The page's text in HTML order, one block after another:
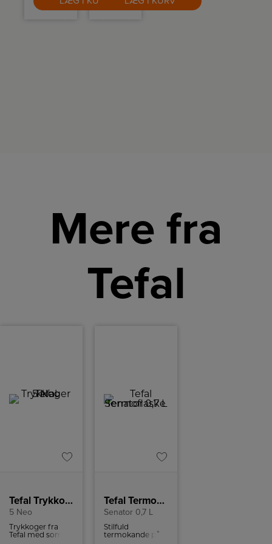
bekvemmelighed,
låget.
Mere fra
Tefal
Tefal Trykkoger
5 Neo
Trykkoger fra
Tefal med som
Tefal Termoflaske
Senator 0,7 L
Stilfuld
termokande på